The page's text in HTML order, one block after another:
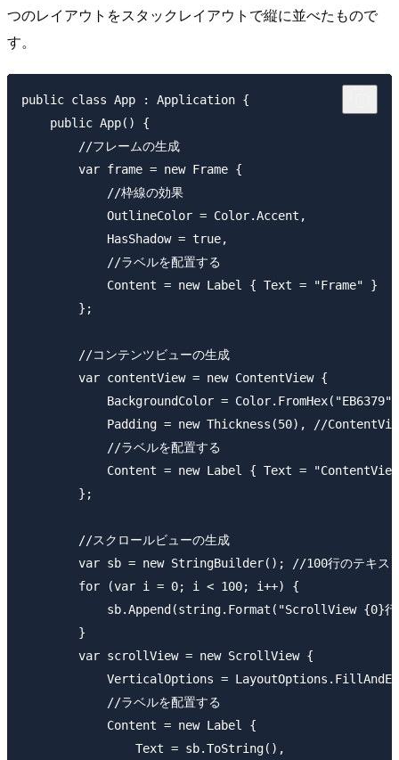
つのレイアウトをスタックレイアウトで縦に並べたもので
す。
public class App : Application {
    public App() {
        //フレームの生成
        var frame = new Frame {
            //枠線の効果
            OutlineColor = Color.Accent,
            HasShadow = true,
            //ラベルを配置する
            Content = new Label { Text = "Frame" }
        };
        //コンテンツビューの生成
        var contentView = new ContentView {
BackgroundColor =
Padding = new Thickness(50), //
            //ラベルを配置する
Content = new Label { Text =
        };
        //スクロールビューの生成
var sb = new StringBuilder(); //100行のテキス
        for (var i = 0; i < 100; i++) {
sb.Append(string.Format("ScrollView {0}
        }
        var scrollView = new ScrollView {
VerticalOptions =
            //ラベルを配置する
            Content = new Label {
                Text = sb.ToString(),